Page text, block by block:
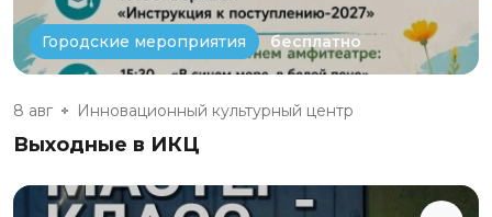
Городские мероприятия бесплатно
8 авг Инновационный культурный центр
Выходные в ИКЦ